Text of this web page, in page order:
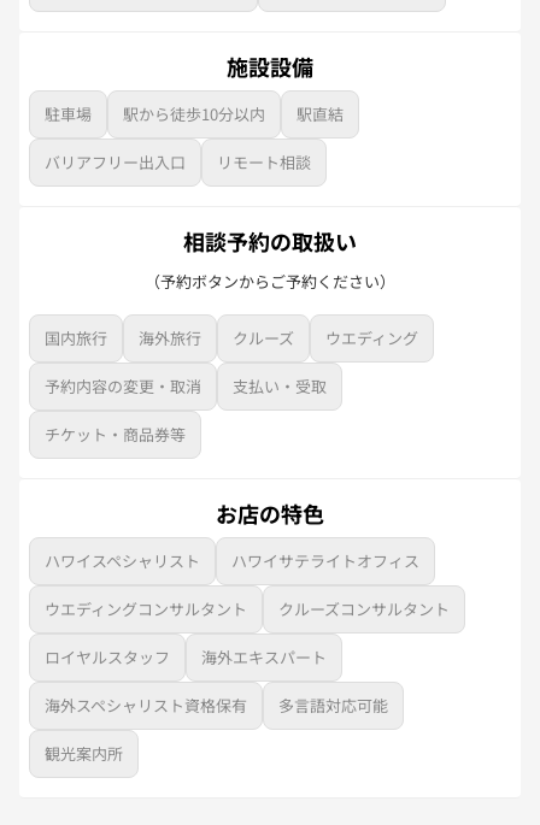
施設設備
駐車場 駅から徒歩10分以内 駅直結
バリアフリー出入口 リモート相談
相談予約の取扱い
（予約ボタンからご予約ください）
国内旅行 海外旅行 クルーズ ウエディング
予約内容の変更・取消 支払い・受取
チケット・商品券等
お店の特色
ハワイスペシャリスト ハワイサテライトオフィス
ウエディングコンサルタント クルーズコンサルタント
ロイヤルスタッフ 海外エキスパート
海外スペシャリスト資格保有 多言語対応可能
観光案内所